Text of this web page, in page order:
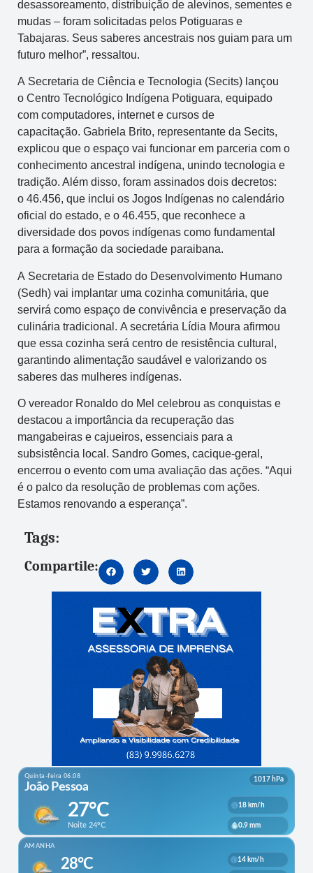
desassoreamento, distribuição de alevinos, sementes e
mudas – foram solicitadas pelos Potiguaras e
Tabajaras. Seus saberes ancestrais nos guiam para um
futuro melhor”, ressaltou.
A Secretaria de Ciência e Tecnologia (Secits) lançou
o Centro Tecnológico Indígena Potiguara, equipado
com computadores, internet e cursos de
capacitação. Gabriela Brito, representante da Secits,
explicou que o espaço vai funcionar em parceria com o
conhecimento ancestral indígena, unindo tecnologia e
tradição. Além disso, foram assinados dois decretos:
o 46.456, que inclui os Jogos Indígenas no calendário
oficial do estado, e o 46.455, que reconhece a
diversidade dos povos indígenas como fundamental
para a formação da sociedade paraibana.
A Secretaria de Estado do Desenvolvimento Humano
(Sedh) vai implantar uma cozinha comunitária, que
servirá como espaço de convivência e preservação da
culinária tradicional. A secretária Lídia Moura afirmou
que essa cozinha será centro de resistência cultural,
garantindo alimentação saudável e valorizando os
saberes das mulheres indígenas.
O vereador Ronaldo do Mel celebrou as conquistas e
destacou a importância da recuperação das
mangabeiras e cajueiros, essenciais para a
subsistência local. Sandro Gomes, cacique-geral,
encerrou o evento com uma avaliação das ações. “Aqui
é o palco da resolução de problemas com ações.
Estamos renovando a esperança”.
Tags:
Compartile: